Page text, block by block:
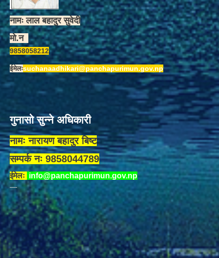
नामः लाल बहादुर सुवेदी
मो.न
9858058212
ईमेलःsuchanaadhikari@panchapurimun.gov.np
गुनासो सुन्ने अधिकारी
नामः नारायण बहादुर बिष्ट
सम्पर्क नः 9858044789
ईमेलः info@panchapurimun.gov.np